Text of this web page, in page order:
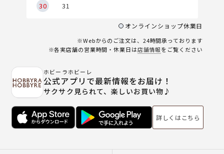
30
31
オンラインショップ休業日
※Webからのご注文は、24時間承っております
※各実店舗の営業時間・休業日は店舗情報をご覧ください
ホビーラホビーレ
公式アプリで最新情報をお届け！
サクサク見られて、楽しいお買い物♪
詳しくはこちら